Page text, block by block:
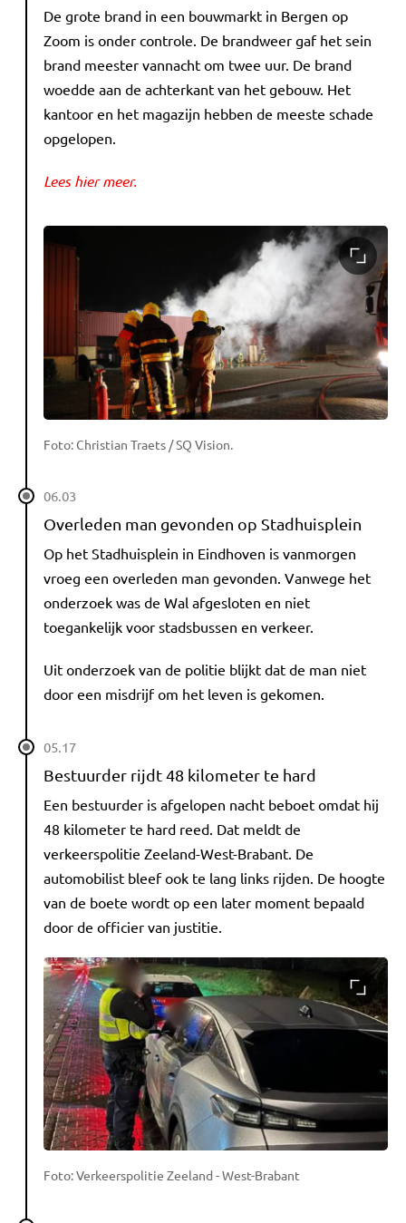
De grote brand in een bouwmarkt in Bergen op
Zoom is onder controle. De brandweer gaf het sein
brand meester vannacht om twee uur. De brand
woedde aan de achterkant van het gebouw. Het
kantoor en het magazijn hebben de meeste schade
opgelopen.
Lees hier meer.
Foto: Christian Traets / SQ Vision.
06.03
Overleden man gevonden op Stadhuisplein
Op het Stadhuisplein in Eindhoven is vanmorgen
vroeg een overleden man gevonden. Vanwege het
onderzoek was de Wal afgesloten en niet
toegankelijk voor stadsbussen en verkeer.
Uit onderzoek van de politie blijkt dat de man niet
door een misdrijf om het leven is gekomen.
05.17
Bestuurder rijdt 48 kilometer te hard
Een bestuurder is afgelopen nacht beboet omdat hij
48 kilometer te hard reed. Dat meldt de
verkeerspolitie Zeeland-West-Brabant. De
automobilist bleef ook te lang links rijden. De hoogte
van de boete wordt op een later moment bepaald
door de officier van justitie.
Foto: Verkeerspolitie Zeeland - West-Brabant